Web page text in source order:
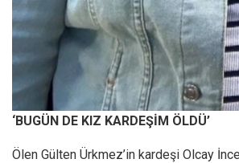
‘BUGÜN DE KIZ KARDEŞİM ÖLDÜ’
Ölen Gülten Ürkmez’in kardeşi Olcay